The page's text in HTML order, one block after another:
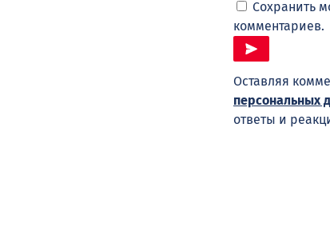
Сохранить
комментариев.
Оставляя
персональных
ответы и